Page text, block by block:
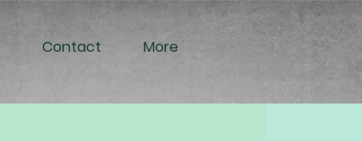
Contact More